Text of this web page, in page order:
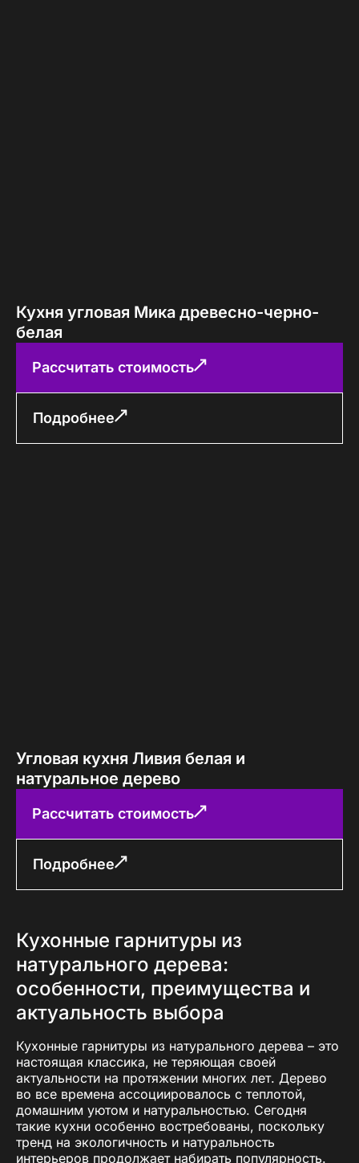
Кухня угловая Мика древесно-черно-
белая
Рассчитать стоимость
Подробнее
Угловая кухня Ливия белая и
натуральное дерево
Рассчитать стоимость
Подробнее
Кухонные гарнитуры из
натурального дерева:
особенности, преимущества и
актуальность выбора
Кухонные гарнитуры из натурального дерева – это
настоящая классика, не теряющая своей
актуальности на протяжении многих лет. Дерево
во все времена ассоциировалось с теплотой,
домашним уютом и натуральностью. Сегодня
такие кухни особенно востребованы, поскольку
тренд на экологичность и натуральность
интерьеров продолжает набирать популярность.